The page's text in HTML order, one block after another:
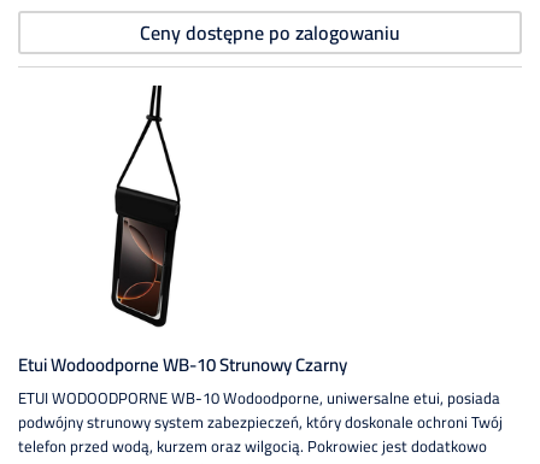
Ceny dostępne po zalogowaniu
Etui Wodoodporne WB-10 Strunowy Czarny
ETUI WODOODPORNE WB-10 Wodoodporne, uniwersalne etui, posiada
podwójny strunowy system zabezpieczeń, który doskonale ochroni Twój
telefon przed wodą, kurzem oraz wilgocią. Pokrowiec jest dodatkowo